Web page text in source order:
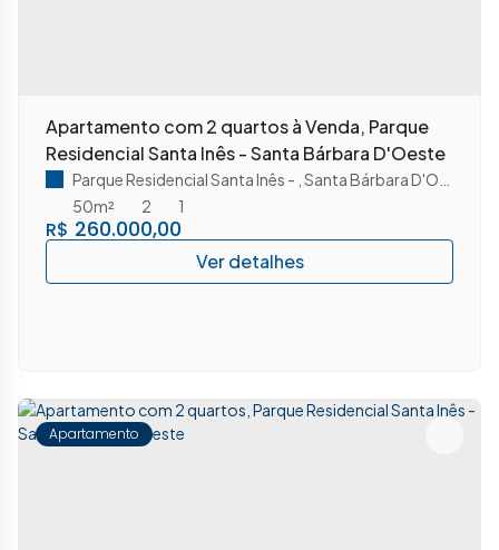
Apartamento com 2 quartos à Venda, Parque
Residencial Santa Inês - Santa Bárbara D'Oeste
R$ 260.000,00
Parque Residencial Santa Inês Santa Bárbara D'Oeste
2
1
50m²
Apartamento